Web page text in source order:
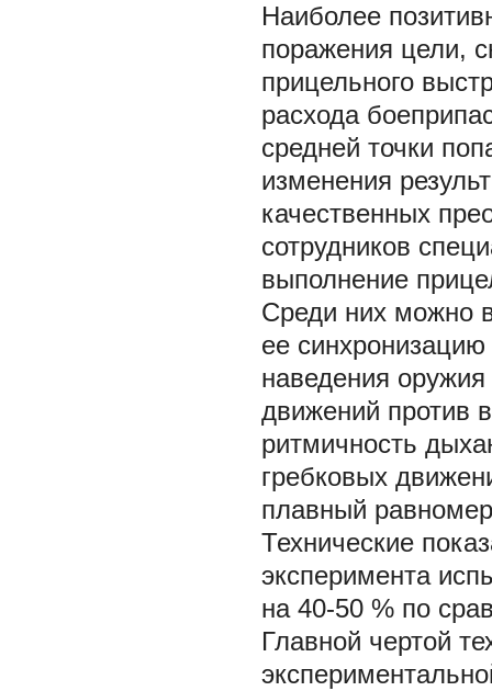
Наиболее
поражения цели,
прицельного
расхода
средней точки
изменения
качественных
сотрудников
выполнение
Среди них можно
ее
наведения
движений против
ритмичность
гребковых
плавный
Технические
эксперимента
на 40-50 % по
Главной чертой